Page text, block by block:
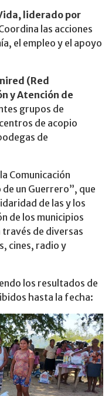
liderado por
las acciones
el empleo y el apoyo
(Red
y Atención de
grupos de
de acopio
de
Comunicación
un Guerrero”, que
de las y los
de los municipios
de diversas
cines, radio y
los resultados de
hasta la fecha: